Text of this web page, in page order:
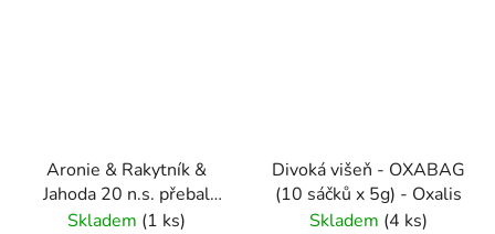
Aronie & Rakytník &
Jahoda 20 n.s. přebal
GREŠÍK Ovocný čaj
Skladem (1 ks)
Divoká višeň - OXABAG
(10 sáčků x 5g) - Oxalis
Skladem (4 ks)